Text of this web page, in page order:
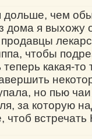
дольше, чем
дома я выхожу
чтобы
какая-
но пью
за которую
чтоб